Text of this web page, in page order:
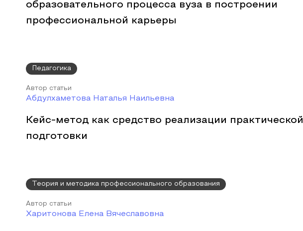
образовательного процесса вуза в построении
профессиональной карьеры
Педагогика
Автор статьи
Абдулхаметова Наталья Наильевна
Кейс-метод как средство реализации практической
подготовки
Теория и методика профессионального образования
Автор статьи
Харитонова Елена Вячеславовна